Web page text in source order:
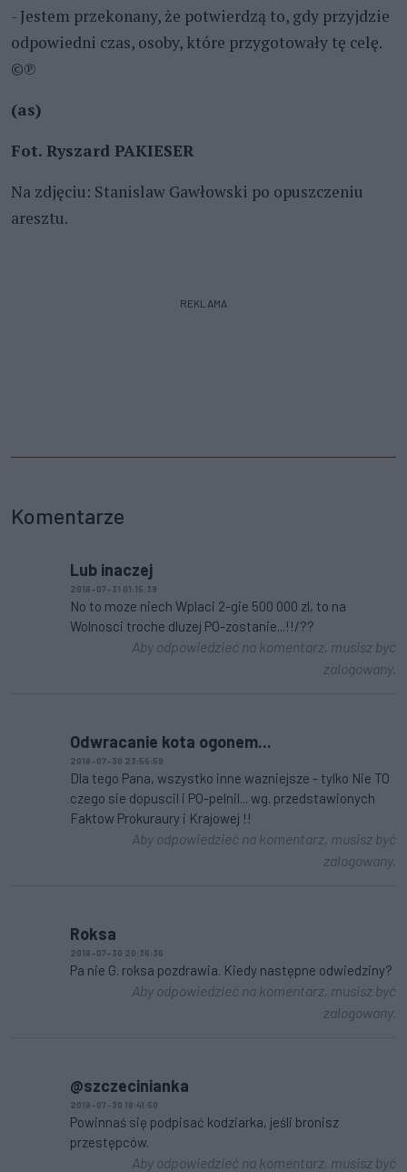
- Jestem przekonany, że potwierdzą to, gdy przyjdzie
odpowiedni czas, osoby, które przygotowały tę celę.
©℗
(as)
Fot. Ryszard PAKIESER
Na zdjęciu: Stanislaw Gawłowski po opuszczeniu
aresztu.
REKLAMA
Komentarze
Lub inaczej
2018-07-31 01:15:39
No to moze niech Wplaci 2-gie 500 000 zl, to na
Wolnosci troche dluzej PO-zostanie...!!/??
Aby odpowiedzieć na komentarz, musisz być
zalogowany.
Odwracanie kota ogonem...
2018-07-30 23:55:59
Dla tego Pana, wszystko inne wazniejsze - tylko Nie TO
czego sie dopuscil i PO-pelnil... wg. przedstawionych
Faktow Prokuraury i Krajowej !!
Aby odpowiedzieć na komentarz, musisz być
zalogowany.
Roksa
2018-07-30 20:36:36
Pa nie G. roksa pozdrawia. Kiedy następne odwiedziny?
Aby odpowiedzieć na komentarz, musisz być
zalogowany.
@szczecinianka
2018-07-30 18:41:50
Powinnaś się podpisać kodziarka, jeśli bronisz
przestępców.
Aby odpowiedzieć na komentarz, musisz być